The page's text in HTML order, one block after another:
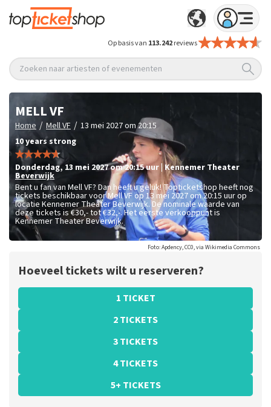
Op basis van 113.242reviews
Zoeken naar artiesten of evenementen
MELL VF
Home / Mell VF / 13 mei 2027 om 20:15
10 years strong
donderdag, 13 mei 2027 om 20:15uur Kennemer Theater
Beverwijk
Bent u fan van Mell VF? Dan heeft u geluk! Topticketshop heeft nog
tickets beschikbaar voor Mell VF op 13 mei 2027 om 20:15 uur op
locatie Kennemer Theater Beverwijk. De nominale waarde van
deze tickets is €30,- tot €32,-. Het eerste verkooppunt is
Kennemer Theater Beverwijk.
Foto: Apdency, CC0, via Wikimedia Commons
Hoeveel tickets wilt u reserveren?
1 TICKET
2 TICKETS
3 TICKETS
4 TICKETS
5+ TICKETS